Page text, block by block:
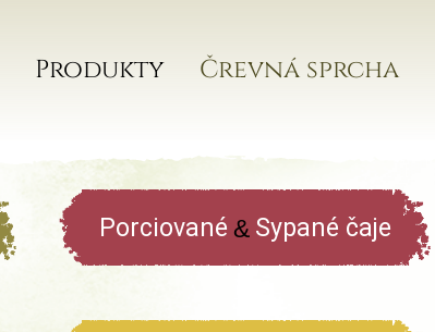
Produkty Črevná sprcha
Porciované & Sypané čaje